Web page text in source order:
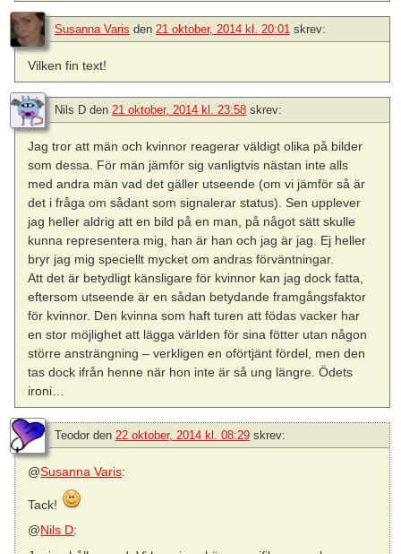
Susanna Varis den 21 oktober, 2014 kl. 20:01 skrev:
Vilken fin text!
Nils D den 21 oktober, 2014 kl. 23:58 skrev:
Jag tror att män och kvinnor reagerar väldigt olika på bilder
som dessa. För män jämför sig vanligtvis nästan inte alls
med andra män vad det gäller utseende (om vi jämför så är
det i fråga om sådant som signalerar status). Sen upplever
jag heller aldrig att en bild på en man, på något sätt skulle
kunna representera mig, han är han och jag är jag. Ej heller
bryr jag mig speciellt mycket om andras förväntningar.
Att det är betydligt känsligare för kvinnor kan jag dock fatta,
eftersom utseende är en sådan betydande framgångsfaktor
för kvinnor. Den kvinna som haft turen att födas vacker har
en stor möjlighet att lägga världen för sina fötter utan någon
större ansträngning – verkligen en oförtjänt fördel, men den
tas dock ifrån henne när hon inte är så ung längre. Ödets
ironi…
Teodor den 22 oktober, 2014 kl. 08:29 skrev:
@Susanna Varis:
Tack!
@Nils D: